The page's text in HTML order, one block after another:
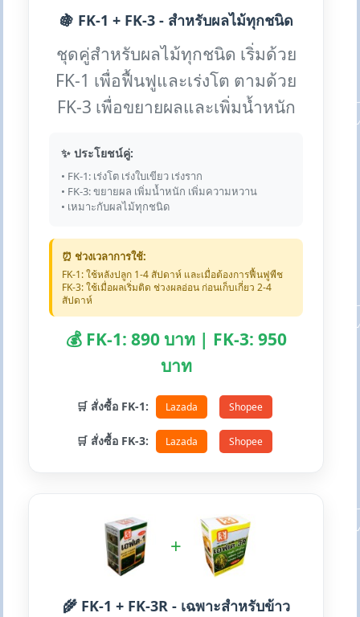
🍇 FK-1 + FK-3 - สำหรับผลไม้ทุกชนิด
ชุดคู่สำหรับผลไม้ทุกชนิด เริ่มด้วย
FK-1 เพื่อฟื้นฟูและเร่งโต ตามด้วย
FK-3 เพื่อขยายผลและเพิ่มน้ำหนัก
✨ ประโยชน์คู่:
• FK-1: เร่งโต เร่งใบเขียว เร่งราก
• FK-3: ขยายผล เพิ่มน้ำหนัก เพิ่มความหวาน
• เหมาะกับผลไม้ทุกชนิด
⏰ ช่วงเวลาการใช้:
FK-1: ใช้หลังปลูก 1-4 สัปดาห์ และเมื่อต้องการฟื้นฟูพืช
FK-3: ใช้เมื่อผลเริ่มติด ช่วงผลอ่อน ก่อนเก็บเกี่ยว 2-4
สัปดาห์
💰 FK-1: 890 บาท | FK-3: 950
บาท
🛒 สั่งซื้อ FK-1: Lazada Shopee
🛒 สั่งซื้อ FK-3: Lazada Shopee
+
🌾 FK-1 + FK-3R - เฉพาะสำหรับข้าว